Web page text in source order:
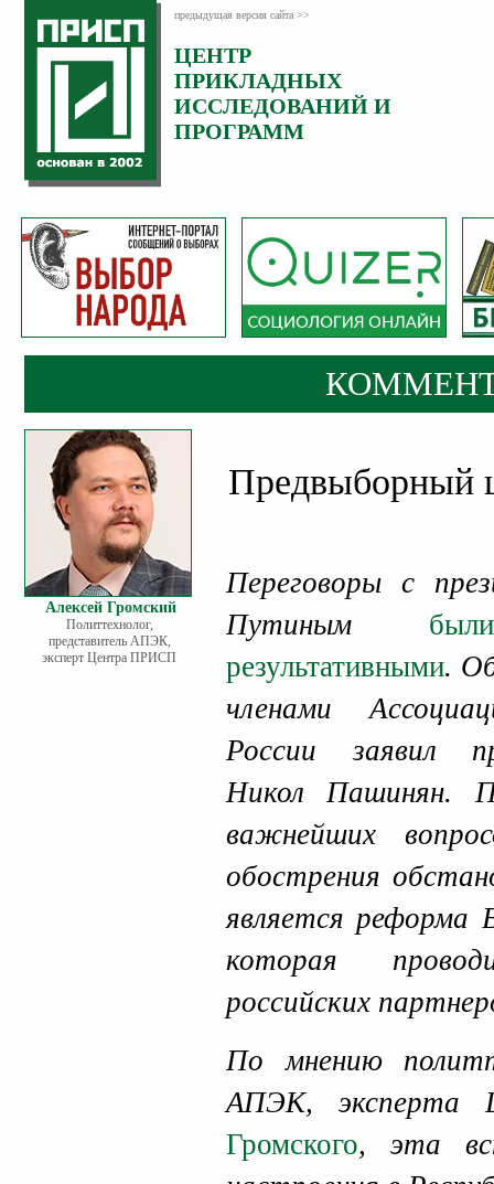
предыдущая версия сайта >>
ЦЕНТР
ПРИКЛАДНЫХ
ИССЛЕДОВАНИЙ И
ПРОГРАММ
Алексей Громский
Политтехнолог,
представитель АПЭК,
эксперт Центра ПРИСП
Предвыборный
Переговоры с
Путиным
результативными.
членами
России заявил
Никол Пашинян.
важнейших
обострения
является реформа
которая
российских
По мнению
АПЭК,
Громского, эта
Категория:
Комментарии